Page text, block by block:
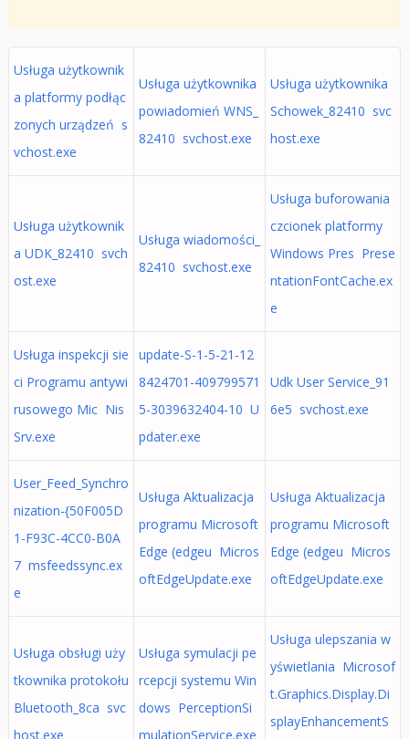
Usługa użytkownik
a platformy podłąc
zonych urządzeń s
vchost.exe
Usługa użytkownika
powiadomień WNS_
82410 svchost.exe
Usługa użytkownika
Schowek_82410 svc
host.exe
Usługa użytkownik
a UDK_82410 svch
ost.exe
Usługa wiadomości_
82410 svchost.exe
Usługa buforowania
czcionek platformy
Windows Pres Prese
ntationFontCache.ex
e
Usługa inspekcji sie
ci Programu antywi
rusowego Mic Nis
Srv.exe
update-S-1-5-21-12
8424701-409799571
5-3039632404-10 U
pdater.exe
Udk User Service_91
6e5 svchost.exe
User_Feed_Synchro
nization-{50F005D
1-F93C-4CC0-B0A
7 msfeedssync.ex
e
Usługa Aktualizacja
programu Microsoft
Edge (edgeu Micros
oftEdgeUpdate.exe
Usługa Aktualizacja
programu Microsoft
Edge (edgeu Micros
oftEdgeUpdate.exe
Usługa obsługi uży
tkownika protokołu
Bluetooth_8ca svc
host.exe
Usługa symulacji pe
rcepcji systemu Win
dows PerceptionSi
mulationService.exe
Usługa ulepszania w
yświetlania Microsof
t.Graphics.Display.Di
splayEnhancementS